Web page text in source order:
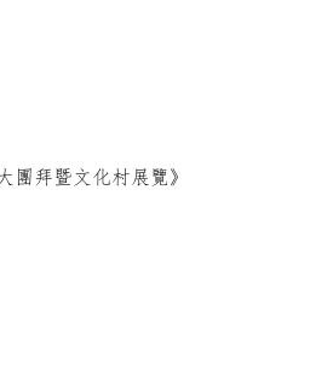
拜暨文化村展覽》